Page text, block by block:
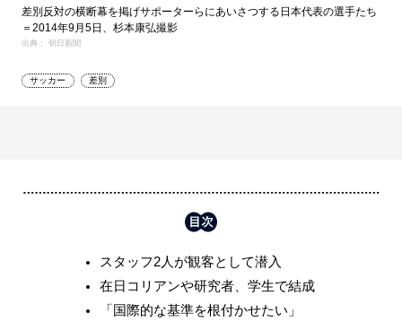
差別反対の横断幕を掲げサポーターらにあいさつする日本代表の選手たち
＝2014年9月5日、杉本康弘撮影
出典： 朝日新聞
サッカー 差別
スタッフ2人が観客として潜入
在日コリアンや研究者、学生で結成
「国際的な基準を根付かせたい」